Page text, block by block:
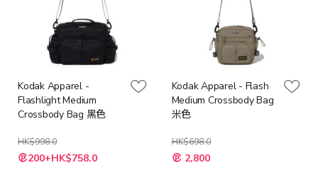
Kodak Apparel -
Flashlight Medium
Crossbody Bag 黑色
HK$998.0
特
殊 200+HK$758.0
Kodak Apparel - Flash
Medium Crossbody Bag
米色
HK$698.0
特
殊 2,800